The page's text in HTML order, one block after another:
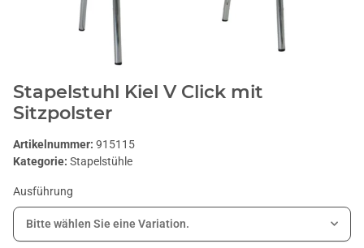
Stapelstuhl Kiel V Click mit
Sitzpolster
Artikelnummer: 915115
Kategorie: Stapelstühle
Ausführung
Bitte wählen Sie eine Variation.